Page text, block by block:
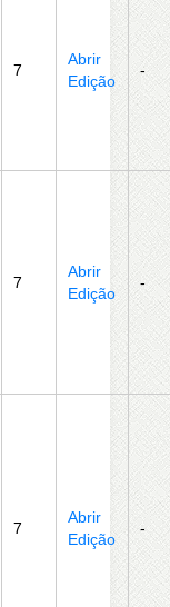
7
Abrir
Edição
-
7
Abrir
Edição
-
7
Abrir
Edição
-